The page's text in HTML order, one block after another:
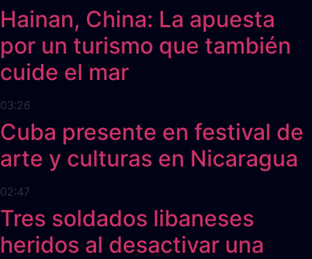
Hainan, China: La apuesta
por un turismo que también
cuide el mar
03:26
Cuba presente en festival de
arte y culturas en Nicaragua
02:47
Tres soldados libaneses
heridos al desactivar una